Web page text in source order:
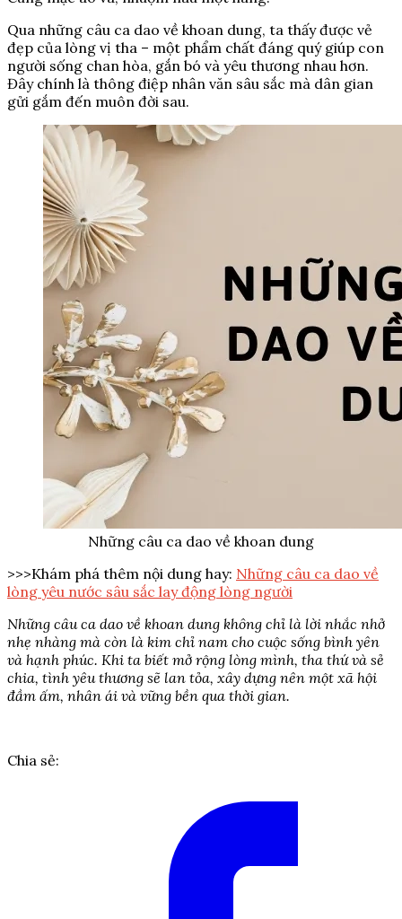
Qua những câu ca dao về khoan dung, ta thấy được vẻ
đẹp của lòng vị tha – một phẩm chất đáng quý giúp con
người sống chan hòa, gắn bó và yêu thương nhau hơn.
Đây chính là thông điệp nhân văn sâu sắc mà dân gian
gửi gắm đến muôn đời sau.
Những câu ca dao về khoan dung
>>>Khám phá thêm nội dung hay: Những câu ca dao về
lòng yêu nước sâu sắc lay động lòng người
Những câu ca dao về khoan dung không chỉ là lời nhắc nhở
nhẹ nhàng mà còn là kim chỉ nam cho cuộc sống bình yên
và hạnh phúc. Khi ta biết mở rộng lòng mình, tha thứ và sẻ
chia, tình yêu thương sẽ lan tỏa, xây dựng nên một xã hội
đầm ấm, nhân ái và vững bền qua thời gian.
Chia sẻ: